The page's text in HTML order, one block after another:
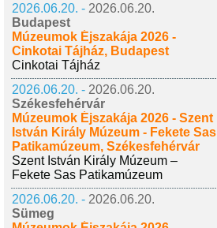
2026.06.20. - 2026.06.20.
Budapest
Múzeumok Éjszakája 2026 -
Cinkotai Tájház, Budapest
Cinkotai Tájház
2026.06.20. - 2026.06.20.
Székesfehérvár
Múzeumok Éjszakája 2026 - Szent
István Király Múzeum - Fekete Sas
Patikamúzeum, Székesfehérvár
Szent István Király Múzeum –
Fekete Sas Patikamúzeum
2026.06.20. - 2026.06.20.
Sümeg